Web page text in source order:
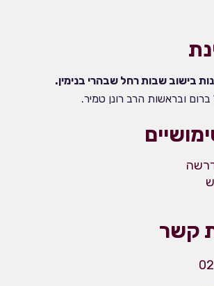
בישוב שבות רחל שבהרי בנימין.
ובראשות הרב רונן טמיר.
קשר